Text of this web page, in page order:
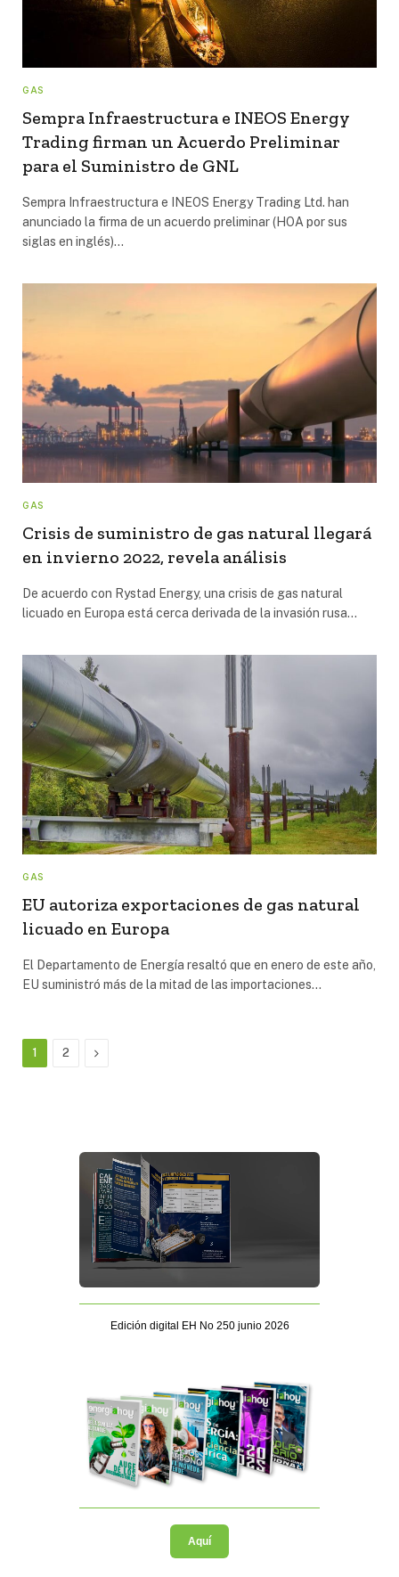
GAS
Sempra Infraestructura e INEOS Energy
Trading firman un Acuerdo Preliminar
para el Suministro de GNL
Sempra Infraestructura e INEOS Energy Trading Ltd. han
anunciado la firma de un acuerdo preliminar (HOA por sus
siglas en inglés)…
GAS
Crisis de suministro de gas natural llegará
en invierno 2022, revela análisis
De acuerdo con Rystad Energy, una crisis de gas natural
licuado en Europa está cerca derivada de la invasión rusa…
GAS
EU autoriza exportaciones de gas natural
licuado en Europa
El Departamento de Energía resaltó que en enero de este año,
EU suministró más de la mitad de las importaciones…
1 2 Next
Edición digital EH No 250 junio 2026
Aquí